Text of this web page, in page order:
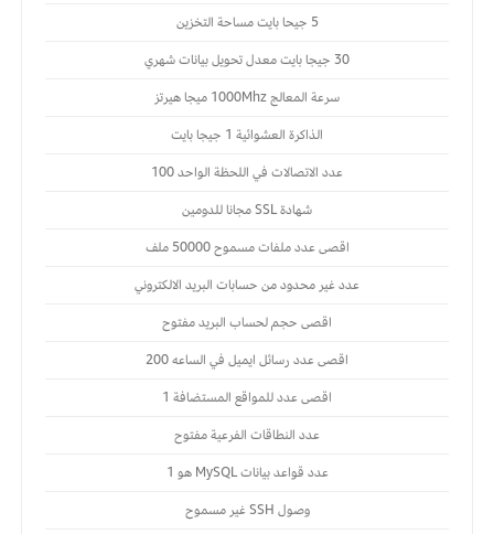
5 جيحا بايت مساحة التخزين
30 جيجا بايت معدل تحويل بيانات شهري
سرعة المعالج 1000Mhz ميجا هيرتز
الذاكرة العشوائية 1 جيجا بايت
عدد الاتصالات في اللحظة الواحد 100
شهادة SSL مجانا للدومين
اقصى عدد ملفات مسموح 50000 ملف
عدد غير محدود من حسابات البريد الالكتروني
اقصى حجم لحساب البريد مفتوح
اقصى عدد رسائل ايميل في الساعه 200
اقصى عدد للمواقع المستضافة 1
عدد النطاقات الفرعية مفتوح
عدد قواعد بيانات MySQL هو 1
وصول SSH غير مسموح